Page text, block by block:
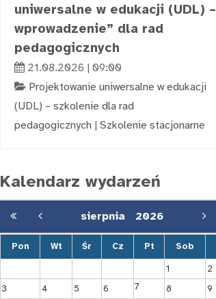
uniwersalne w edukacji (UDL) –
wprowadzenie” dla rad
pedagogicznych
21.08.2026 | 09:00
Projektowanie uniwersalne w edukacji
(UDL) – szkolenie dla rad
pedagogicznych | Szkolenie stacjonarne
Kalendarz wydarzeń
sierpnia 2026
Pon Wt Śr Cz Pt Sob
1
2
3
4 5 6 7 8
9